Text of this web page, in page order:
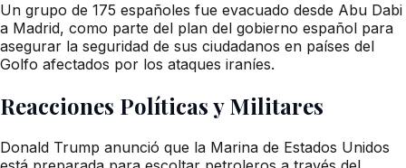
Un grupo de 175 españoles fue evacuado desde Abu Dabi
a Madrid, como parte del plan del gobierno español para
asegurar la seguridad de sus ciudadanos en países del
Golfo afectados por los ataques iraníes.
Reacciones Políticas y Militares
Donald Trump anunció que la Marina de Estados Unidos